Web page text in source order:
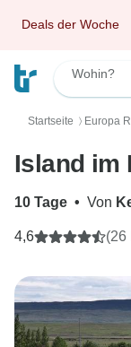
Deals der Woche
Wohin?
Startseite 〉 Europa
Island im
10 Tage • Von
4,6 (26